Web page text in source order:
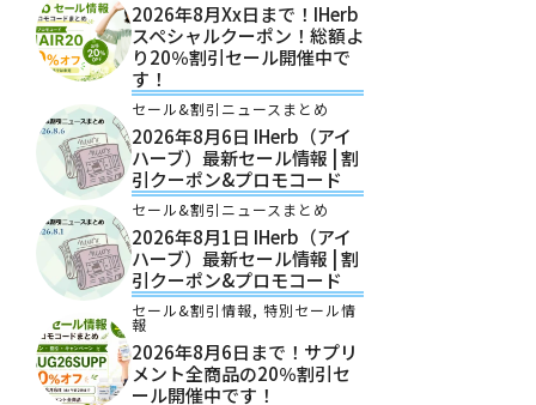
2026年8月xx日まで！iHerb
スペシャルクーポン！総額よ
り20％割引セール開催中で
す！
セール&割引ニュースまとめ
2026年8月6日 IHerb（アイ
ハーブ）最新セール情報 | 割
引クーポン&プロモコード
セール&割引ニュースまとめ
2026年8月1日 IHerb（アイ
ハーブ）最新セール情報 | 割
引クーポン&プロモコード
セール&割引情報, 特別セール情
報
2026年8月6日まで！サプリ
メント全商品の20％割引セ
ール開催中です！